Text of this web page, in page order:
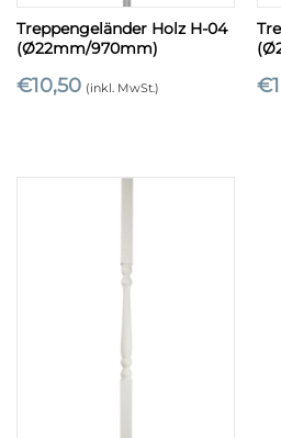
Treppengeländer Holz H-04
(Ø22mm/970mm)
€10,50 (inkl. MwSt.) €